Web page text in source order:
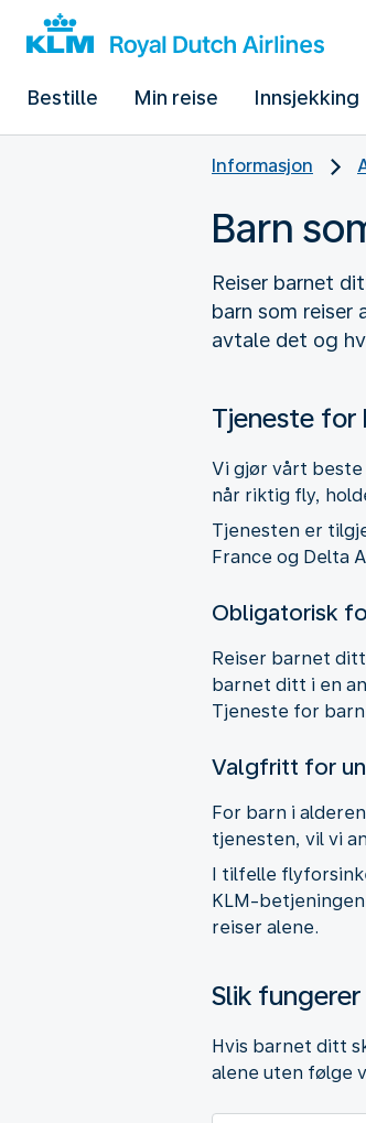
Bestille Min reise Innsjekking
Informasjon
Barn
Reiser barnet
barn som reiser
avtale det og
Tjeneste for
Vi gjør vårt
når riktig fly,
Tjenesten er
France og Delta
Obligatorisk
Reiser barnet
barnet ditt i en
Tjeneste for
Valgfritt for
For barn i
tjenesten, vil vi
I tilfelle
KLM-
reiser alene.
Slik
Hvis barnet ditt
alene uten følge